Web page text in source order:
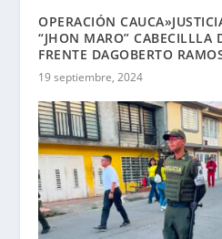
OPERACIÓN
“JHON MARO” CABECILLLA
FRENTE DAGOBERTO
19 septiembre, 2024